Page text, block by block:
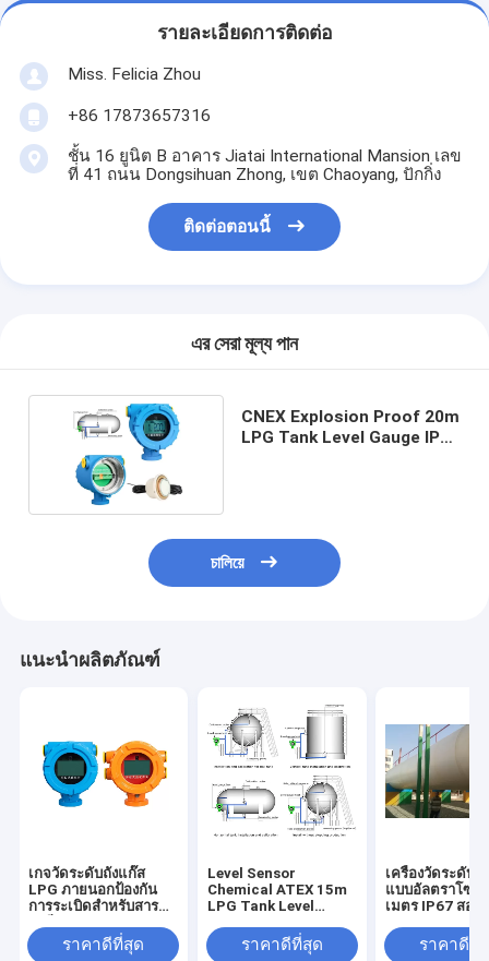
รายละเอียดการติดต่อ
Miss. Felicia Zhou
+86 17873657316
ชั้น 16 ยูนิต B อาคาร Jiatai International Mansion เลข
ที่ 41 ถนน Dongsihuan Zhong, เขต Chaoyang, ปักกิ่ง
ติดต่อตอนนี้
এর সেরা মূল্য পান
CNEX Explosion Proof 20m
LPG Tank Level Gauge IP67
চালিয়ে
แนะนำผลิตภัณฑ์
เกจวัดระดับถังแก๊ส
LPG ภายนอกป้องกัน
การระเบิดสำหรับสาร
ราคาดีที่สุด
Level Sensor
Chemical ATEX 15m
LPG Tank Level
ราคาดีที่สุด
เครื่องวัดระดับถั
แบบอัลตราโซนิ
เมตร IP67 สอง
ราคาดีที่